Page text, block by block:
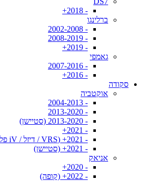
- 2018+
ברלינגו
- 2002-2008
- 2008-2019
- 2019+
גאמפי
- 2007-2016
- 2016+
סקודה
אוקטביה
- 2004-2013
- 2013-2020
- 2013-2020 (סטיישן)
- 2021+
- 2021+ (VRS / דיזל / iV פלאג אין)
- 2021+ (סטיישן)
אניאק
- 2020+
- 2022+ (קופה)